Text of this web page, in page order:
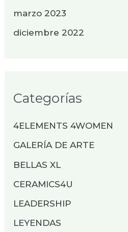
marzo 2023
diciembre 2022
Categorías
4ELEMENTS 4WOMEN
GALERÍA DE ARTE
BELLAS XL
CERAMICS4U
LEADERSHIP
LEYENDAS